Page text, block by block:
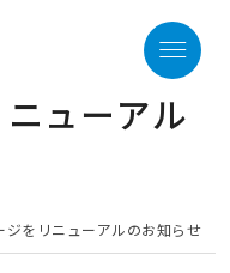
ューアル
ジをリニューアルのお知らせ